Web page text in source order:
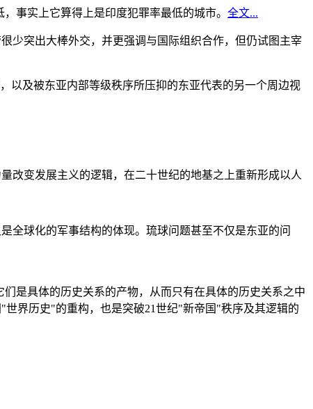
事实上它算得上是印度犯罪率最低的城市。 全文...
少突出大棒外交，并更强调与国际组织合作，但仍试图主宰
以及被东亚内部等级秩序所压抑的东亚代表的另一个周边视
改变发展主义的逻辑，在二十世纪的地基之上重新形成以人
全球化的军事结构的体现。琉球问题甚至不仅是东亚的问
是具体的历史关系的产物，从而只有在具体的历史关系之中
界历史"的重构，也是突破21世纪"新帝国"秩序及其逻辑的